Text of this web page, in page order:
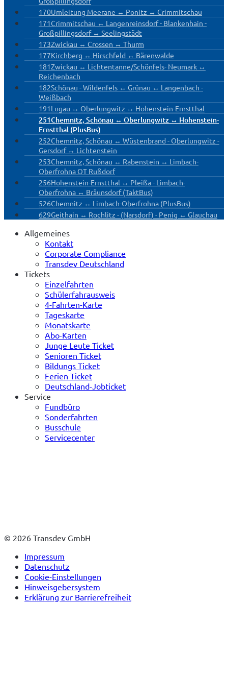
170Umleitung Meerane ↔ Ponitz ↔ Crimmitschau
171Crimmitschau ↔ Langenreinsdorf - Blankenhain -
Großpillingsdorf ↔ Seelingstädt
173Zwickau ↔ Crossen ↔ Thurm
177Kirchberg ↔ Hirschfeld ↔ Bärenwalde
181Zwickau ↔ Lichtentanne/Schönfels- Neumark ↔
Reichenbach
182Schönau - Wildenfels ↔ Grünau ↔ Langenbach -
Weißbach
191Lugau ↔ Oberlungwitz ↔ Hohenstein-Ernstthal
251Chemnitz, Schönau ↔ Oberlungwitz ↔ Hohenstein-
Ernstthal (PlusBus)
252Chemnitz, Schönau ↔ Wüstenbrand - Oberlungwitz -
Gersdorf ↔ Lichtenstein
253Chemnitz, Schönau ↔ Rabenstein ↔ Limbach-
Oberfrohna OT Rußdorf
256Hohenstein-Ernstthal ↔ Pleißa - Limbach-
Oberfrohna ↔ Bräunsdorf (TaktBus)
526Chemnitz ↔ Limbach-Oberfrohna (PlusBus)
629Geithain ↔ Rochlitz - (Narsdorf) - Penig ↔ Glauchau
Allgemeines
Kontakt
Corporate Compliance
Transdev Deutschland
Tickets
Einzelfahrten
Schülerfahrausweis
4-Fahrten-Karte
Tageskarte
Monatskarte
Abo-Karten
Junge Leute Ticket
Senioren Ticket
Bildungs Ticket
Ferien Ticket
Deutschland-Jobticket
Service
Fundbüro
Sonderfahrten
Busschule
Servicecenter
© 2026 Transdev GmbH
Impressum
Datenschutz
Cookie-Einstellungen
Hinweisgebersystem
Erklärung zur Barrierefreiheit